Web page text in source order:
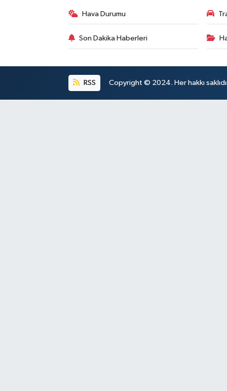
Hava Durumu
Son Dakika Haberleri
RSS Copyright © 2024. Her hakkı